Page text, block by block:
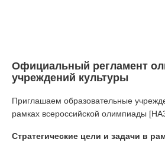
Официальный регламент
учреждений культуры
Приглашаем образовательные
рамках всероссийской олимпиады
Стратегические цели и задачи в